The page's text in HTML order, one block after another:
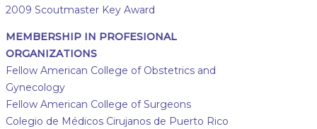
2009 Scoutmaster Key Award
MEMBERSHIP IN PROFESIONAL
ORGANIZATIONS
Fellow American College of Obstetrics and
Gynecology
Fellow American College of Surgeons
Colegio de Médicos Cirujanos de Puerto Rico